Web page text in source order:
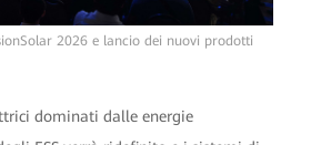
2026 e lancio dei nuovi prodotti
dominati dalle energie